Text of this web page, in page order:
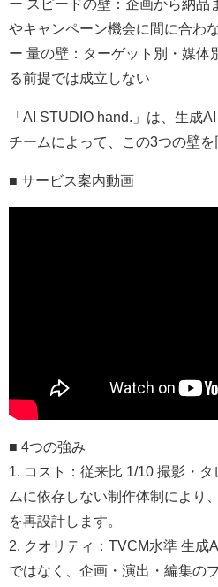
ー スピードの壁：企画から納品
やキャンペーン機会に間に合わ
ー 量の壁：ターゲット別・媒体
る前提では成立しない
「AI STUDIO hand.」は、生成
チームによって、この3つの壁を
■ サービス案内動画
■ 4つの強み
1. コスト：従来比 1/10 撮影・
ムに依存しない制作体制により
を再設計します。
2. クオリティ：TVCM水準 生成
ではなく、企画・演出・編集の